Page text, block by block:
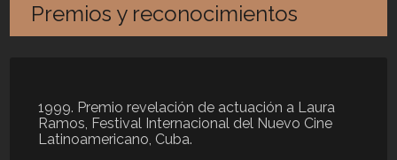
Premios y reconocimientos
1999. Premio revelación de actuación a Laura
Ramos, Festival Internacional del Nuevo Cine
Latinoamericano, Cuba.